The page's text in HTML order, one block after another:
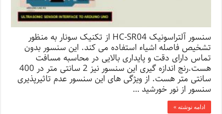
سنسور آلتراسونیک HC-SR04 از تکنیک سونار به منظور
تشخیص فاصله اشیاء استفاده می کند. این سنسور بدون
تماس دارای دقت و پایداری بالایی در محاسبه مسافت
هست.رنج اندازه گیری این سنسور نیز 2 سانتی متر در 400
سانتی متر هست. از ویژگی های این سنسور عدم تاثیرپذیری
سنسور از نور خورشید …
ادامه نوشته »